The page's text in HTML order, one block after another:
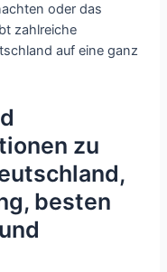
oder das
zahlreiche
auf eine ganz
zu
besten